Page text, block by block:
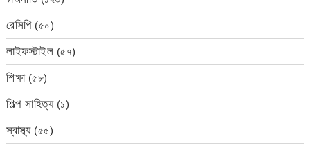
রেসিপি(৫০)
লাইফস্টাইল (৫৭)
শিক্ষা(৫৮)
শিল্প সাহিত্য(১)
স্বাস্থ্য(৫৫)